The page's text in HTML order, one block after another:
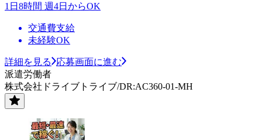
1日8時間 週4日からOK
交通費支給
未経験OK
詳細を見る
応募画面に進む
派遣労働者
株式会社ドライブトライブ/DR:AC360-01-MH